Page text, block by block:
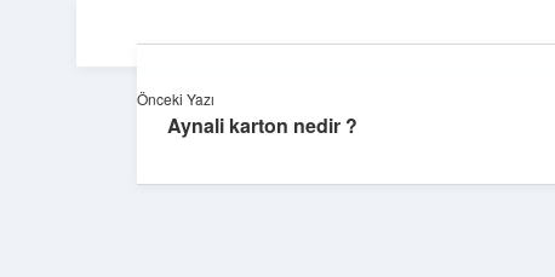
Önceki Yazı
Aynali karton nedir ?